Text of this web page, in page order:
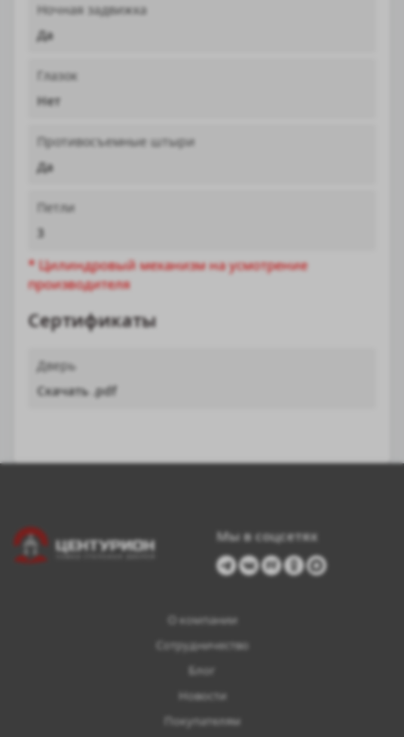
Ночная задвижка
Да
Глазок
Нет
Противосъемные штыри
Да
Петли
3
* Цилиндровый механизм на усмотрение
производителя
Сертификаты
Дверь
Скачать .pdf
Мы в соцсетях
О компании
Сотрудничество
Блог
Новости
Покупателям